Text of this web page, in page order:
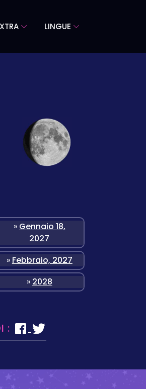
LINGUE
» Gennaio 18,
2027
» Febbraio, 2027
» 2028
: